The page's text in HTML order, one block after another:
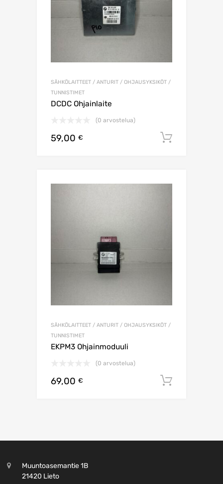
SÄHKÖLAITTEET / ANTURIT / OHJAUSYKSIKÖT /
TUNNISTIMET
DCDC Ohjainlaite
(0 arvostelua)
59,00 €
SÄHKÖLAITTEET / ANTURIT / OHJAUSYKSIKÖT /
TUNNISTIMET
EKPM3 Ohjainmoduuli
(0 arvostelua)
69,00 €
Muuntoasemantie 1B
21420 Lieto